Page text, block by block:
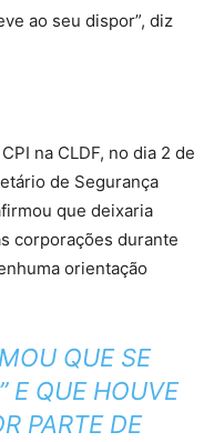
ao seu dispor”, diz
na CLDF, no dia 2 de
de Segurança
que deixaria
corporações durante
orientação
QUE SE
E QUE HOUVE
PARTE DE